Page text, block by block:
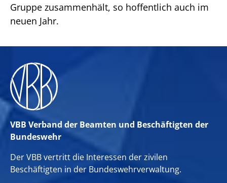
Gruppe zusammenhält, so hoffentlich auch im
neuen Jahr.
VBB Verband der Beamten und Beschäftigten der
Bundeswehr
Der VBB vertritt die Interessen der zivilen
Beschäftigten in der Bundeswehrverwaltung.